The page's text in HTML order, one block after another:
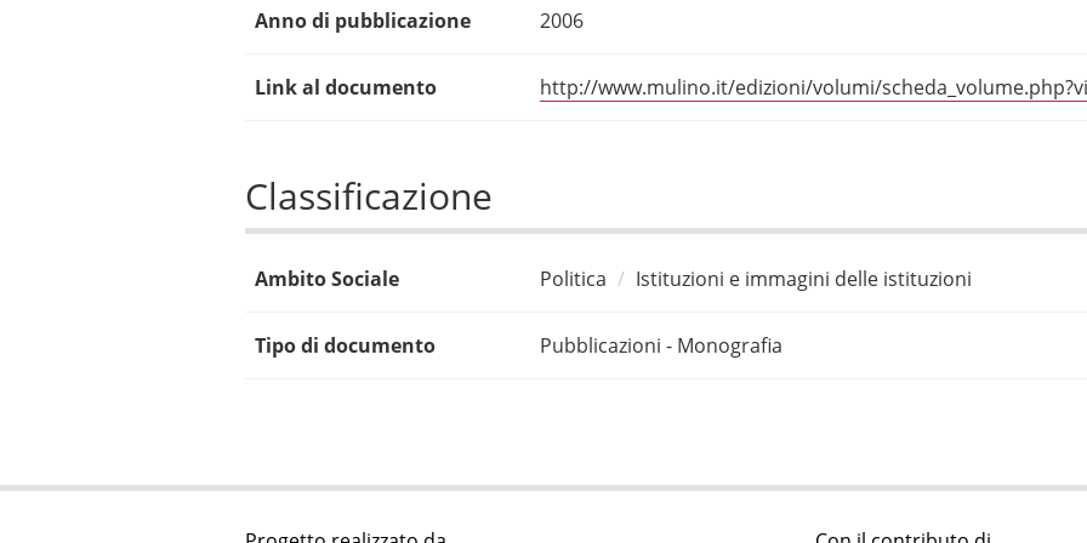
Anno di pubblicazione 2006
Link al documento http://www.mulino.it/edizioni/volumi/
Classificazione
Ambito Sociale Politica Istituzioni e immagini delle istituzioni
Tipo di documento Pubblicazioni - Monografia